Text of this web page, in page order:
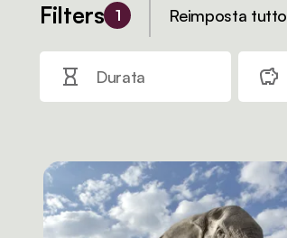
Filters 1 Reimposta tutto
Durata